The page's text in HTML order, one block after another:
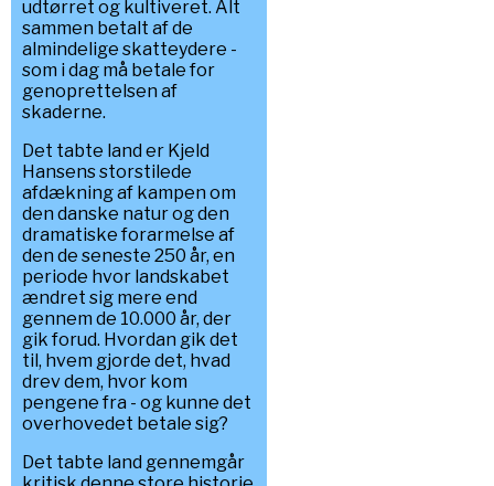
udtørret og kultiveret. Alt
sammen betalt af de
almindelige skatteydere -
som i dag må betale for
genoprettelsen af
skaderne.
Det tabte land er Kjeld
Hansens storstilede
afdækning af kampen om
den danske natur og den
dramatiske forarmelse af
den de seneste 250 år, en
periode hvor landskabet
ændret sig mere end
gennem de 10.000 år, der
gik forud. Hvordan gik det
til, hvem gjorde det, hvad
drev dem, hvor kom
pengene fra - og kunne det
overhovedet betale sig?
Det tabte land gennemgår